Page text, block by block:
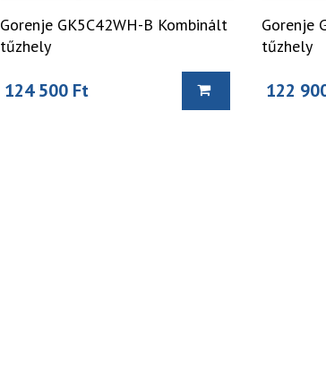
Gorenje GK5C42WH-B Kombinált
tűzhely
124 500 Ft
Gorenje
tűzhely
122